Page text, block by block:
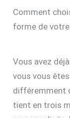
Comment
forme de
Vous avez
vous vous
différemment
tient en trois